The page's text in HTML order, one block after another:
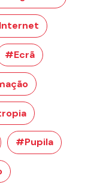
#Ecrã
#Pupila